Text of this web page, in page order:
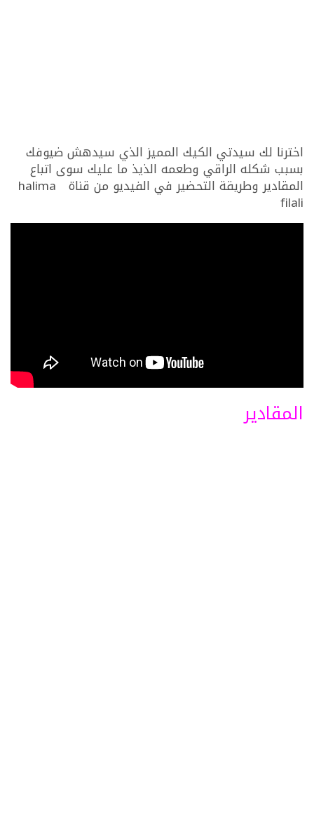
اخترنا لك سيدتي الكيك المميز الذي سيدهش ضيوفك
بسبب شكله الراقي وطعمه الذيذ ما عليك سوى اتباع
المقادير وطريقة التحضير في الفيديو من قناة halima
filali
المقادير